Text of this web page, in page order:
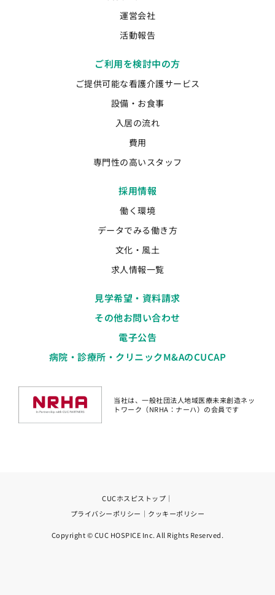
運営会社
活動報告
ご利用を検討中の方
ご提供可能な看護介護サービス
設備・お食事
入居の流れ
費用
専門性の高いスタッフ
採用情報
働く環境
データでみる働き方
文化・風土
求人情報一覧
見学希望・資料請求
その他お問い合わせ
電子公告
病院・診療所・クリニックM&AのCUCAP
当社は、一般社団法人地域医療未来創造ネッ
トワーク（NRHA：ナーハ）の会員です
CUCホスピストップ ｜
プライバシーポリシー ｜ クッキーポリシー
Copyright © CUC HOSPICE Inc. All Rights Reserved.